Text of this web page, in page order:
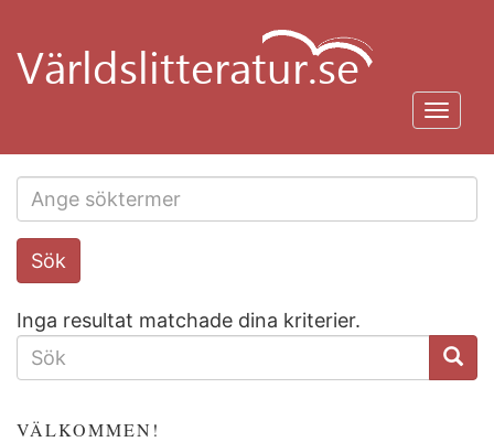
huvudinnehåll
Search
this
Sök
Inga resultat matchade dina kriterier.
SÖKFORMULÄR
VÄLKOMMEN!